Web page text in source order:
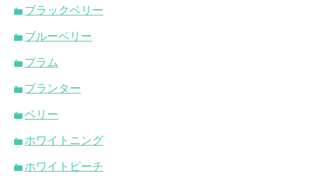
ブラックベリー
ブルーベリー
プラム
プランター
ベリー
ホワイトニング
ホワイトピーチ